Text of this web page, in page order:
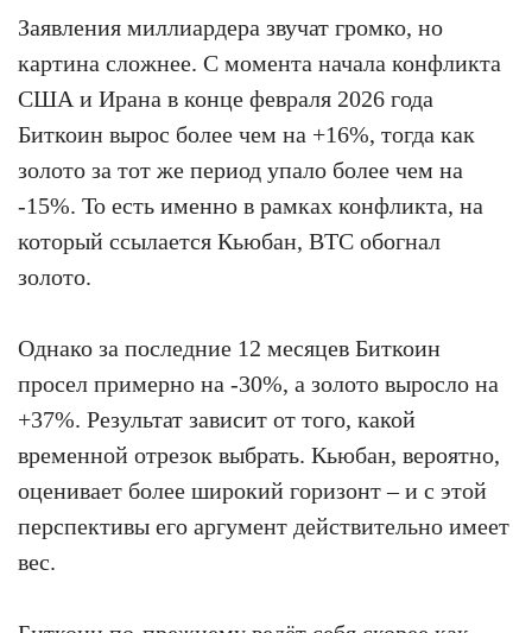
Заявления миллиардера звучат громко, но
картина сложнее. С момента начала конфликта
США и Ирана в конце февраля 2026 года
Биткоин вырос более чем на +16%, тогда как
золото за тот же период упало более чем на
-15%. То есть именно в рамках конфликта, на
который ссылается Кьюбан, BTC обогнал
золото.
Однако за последние 12 месяцев Биткоин
просел примерно на -30%, а золото выросло на
+37%. Результат зависит от того, какой
временной отрезок выбрать. Кьюбан, вероятно,
оценивает более широкий горизонт – и с этой
перспективы его аргумент действительно имеет
вес.